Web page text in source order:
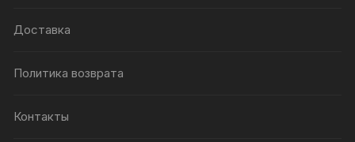
Доставка
Политика возврата
Контакты